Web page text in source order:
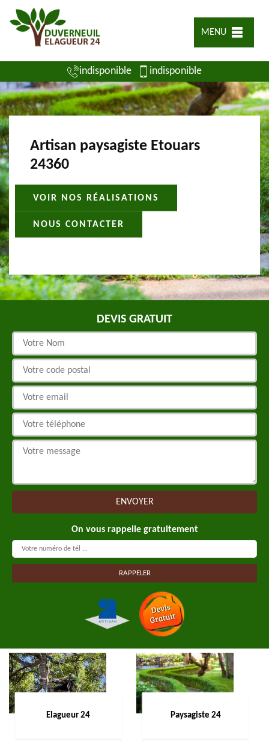
MENU
indisponible indisponible
Artisan paysagiste Etouars
24360
VOIR NOS RÉALISATIONS
NOUS CONTACTER
DEVIS GRATUIT
On vous rappelle gratuitement
Elagueur 24 Paysagiste 24